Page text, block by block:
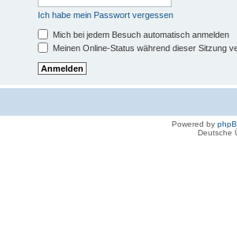
Ich habe mein Passwort vergessen
Mich bei jedem Besuch automatisch anmelden
Meinen Online-Status während dieser Sitzung
Powered by
Deutsche